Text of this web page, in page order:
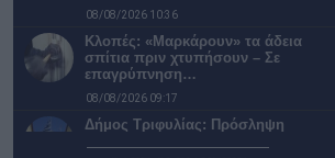
08/08/2026 10:36
Κλοπές: «Μαρκάρουν» τα άδεια
σπίτια πριν χτυπήσουν – Σε
επαγρύπνηση…
08/08/2026 09:17
Δήμος Τριφυλίας: Πρόσληψη